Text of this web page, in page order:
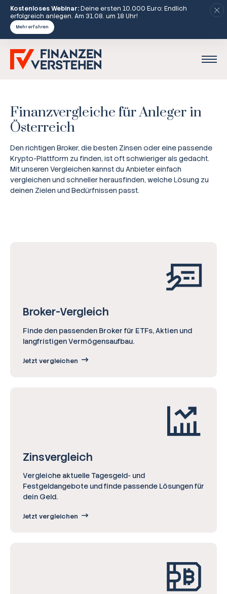
Kostenloses Webinar:Deine ersten 10.000 Euro: Endlich
erfolgreich anlegen. Am 31.08. um 18 Uhr!
Mehr erfahren
Finanzvergleiche für Anleger in
Österreich
Den richtigen Broker, die besten Zinsen oder eine passende
Krypto-Plattform zu finden, ist oft schwieriger als gedacht.
Mit unseren Vergleichen kannst du Anbieter einfach
vergleichen und schneller herausfinden, welche Lösung zu
deinen Zielen und Bedürfnissen passt.
Broker-Vergleich
Finde den passenden Broker für ETFs, Aktien und
langfristigen Vermögensaufbau.
Jetzt vergleichen
Zinsvergleich
Vergleiche aktuelle Tagesgeld- und
Festgeldangebote und finde passende Lösungen für
dein Geld.
Jetzt vergleichen